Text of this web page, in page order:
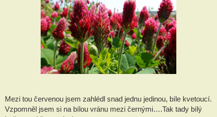
Mezi tou červenou jsem zahlédl snad jednu jedinou, bíle kvetoucí.
Vzpomněl jsem si na bílou vránu mezi černými….Tak tady bílý